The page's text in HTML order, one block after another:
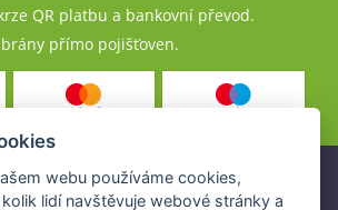
QR platbu a bankovní převod.
přímo pojišťoven.
jsou nabízeny společností
webu používáme cookies,
lidí navštěvuje webové stránky a